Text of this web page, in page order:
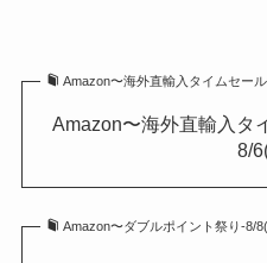
Amazon〜海外直輸入タイムセー
Amazon〜海外直輸入タ
8/
Amazon〜ダブルポイント祭り-8/